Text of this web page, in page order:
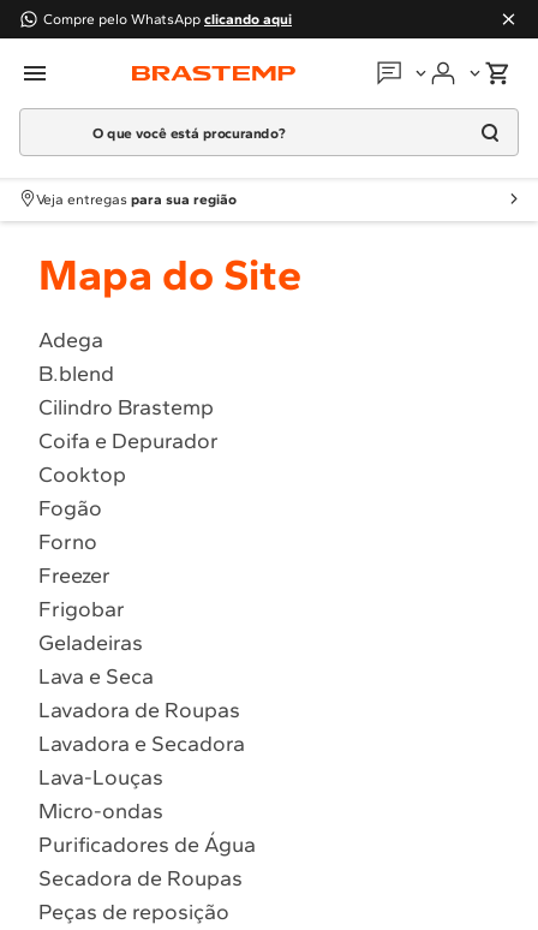
Compre pelo WhatsApp clicando aqui
Em que podemos
Atendimento Brastemp
Localizar assistência técnica
O que você está procurando?
Termos mais buscados
1º Geladeira
2
Fogao
4 º Lava Louça
5 º Cooktop
6º Microondas Brastemp
7º Forno
8º Embutir
9º Combos
Veja entregas para sua região
Mapa do Site
Adega
B.blend
Cilindro Brastemp
Coifa e Depurador
Cooktop
Fogão
Forno
Freezer
Frigobar
Geladeiras
Lava e Seca
Lavadora de Roupas
Lavadora e Secadora
Lava-Louças
Micro-ondas
Purificadores de Água
Secadora de Roupas
Peças de reposição